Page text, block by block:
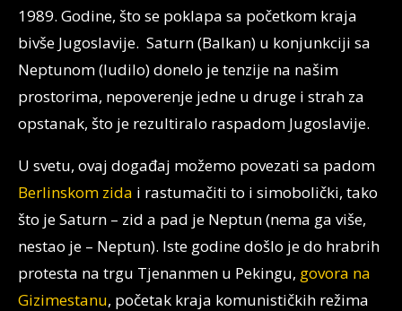
1989. Godine, što se poklapa sa početkom kraja
bivše Jugoslavije. Saturn (Balkan) u konjunkciji sa
Neptunom (ludilo) donelo je tenzije na našim
prostorima, nepoverenje jedne u druge i strah za
opstanak, što je rezultiralo raspadom Jugoslavije.
U svetu, ovaj događaj možemo povezati sa padom
Berlinskom zida i rastumačiti to i simobolički, tako
što je Saturn – zid a pad je Neptun (nema ga više,
nestao je – Neptun). Iste godine došlo je do hrabrih
protesta na trgu Tjenanmen u Pekingu, govora na
Gizimestanu, početak kraja komunističkih režima